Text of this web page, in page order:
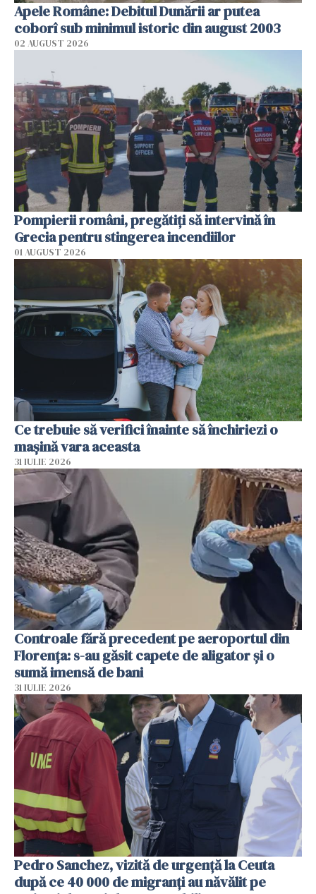
Apele Române: Debitul Dunării ar putea
coborî sub minimul istoric din august 2003
02 AUGUST 2026
Pompierii români, pregătiţi să intervină în
Grecia pentru stingerea incendiilor
01 AUGUST 2026
Ce trebuie să verifici înainte să închiriezi o
mașină vara aceasta
31 IULIE 2026
Controale fără precedent pe aeroportul din
Florența: s-au găsit capete de aligator și o
sumă imensă de bani
31 IULIE 2026
Pedro Sanchez, vizită de urgență la Ceuta
după ce 40 000 de migranți au năvălit pe